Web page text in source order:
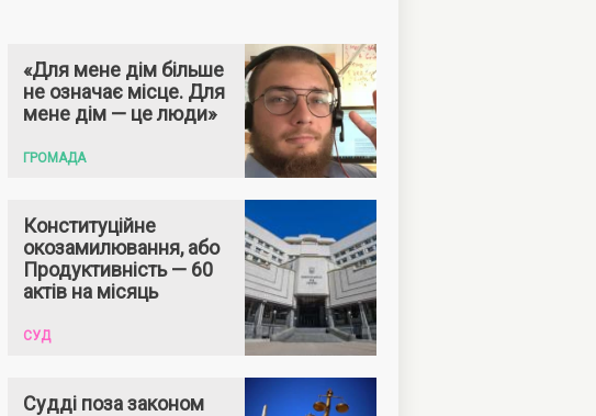
«Для мене дім більше
не означає місце. Для
мене дім — це люди»
ГРОМАДА
Конституційне
окозамилювання, або
Продуктивність — 60
актів на місяць
СУД
Судді поза законом